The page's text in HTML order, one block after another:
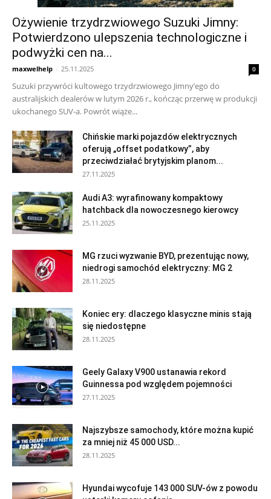
Ożywienie trzydrzwiowego Suzuki Jimny:
Potwierdzono ulepszenia technologiczne i
podwyżki cen na...
maxwelhelp - 25.11.2025 0
Suzuki przywróci kultowego trzydrzwiowego Jimny’ego do
australijskich dealerów w lutym 2026 r., kończąc przerwę w produkcji
ukochanego SUV-a. Powrót wiąże...
Chińskie marki pojazdów elektrycznych
oferują „offset podatkowy”, aby
przeciwdziałać brytyjskim planom...
27.11.2025
Audi A3: wyrafinowany kompaktowy
hatchback dla nowoczesnego kierowcy
25.11.2025
MG rzuci wyzwanie BYD, prezentując nowy,
niedrogi samochód elektryczny: MG 2
28.11.2025
Koniec ery: dlaczego klasyczne minis stają
się niedostępne
28.11.2025
Geely Galaxy V900 ustanawia rekord
Guinnessa pod względem pojemności
27.11.2025
Najszybsze samochody, które można kupić
za mniej niż 45 000 USD...
28.11.2025
Hyundai wycofuje 143 000 SUV-ów z powodu